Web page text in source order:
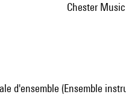
Chester Music
d'ensemble (Ensemble